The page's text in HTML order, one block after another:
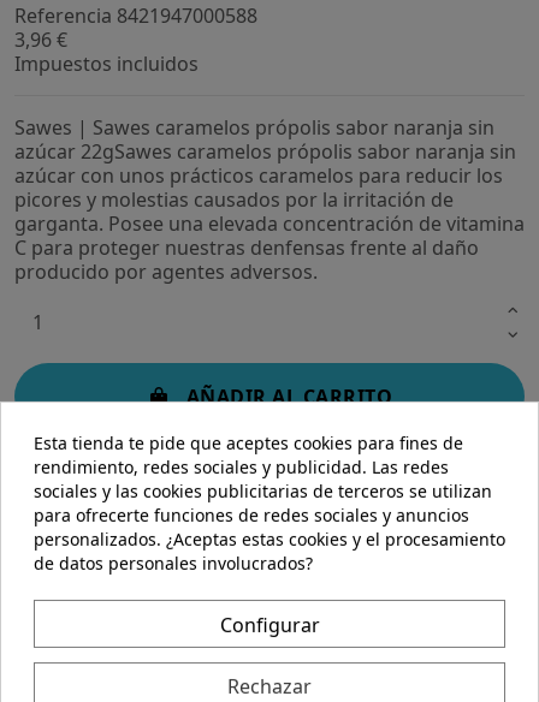
Referencia 8421947000588
3,96 €
Impuestos incluidos
Sawes | Sawes caramelos própolis sabor naranja sin
azúcar 22gSawes caramelos própolis sabor naranja sin
azúcar con unos prácticos caramelos para reducir los
picores y molestias causados por la irritación de
garganta. Posee una elevada concentración de vitamina
C para proteger nuestras denfensas frente al daño
producido por agentes adversos.
AÑADIR AL CARRITO
Detalles del producto
Esta tienda te pide que aceptes cookies para fines de
rendimiento, redes sociales y publicidad. Las redes
sociales y las cookies publicitarias de terceros se utilizan
para ofrecerte funciones de redes sociales y anuncios
personalizados. ¿Aceptas estas cookies y el procesamiento
de datos personales involucrados?
Configurar
Rechazar